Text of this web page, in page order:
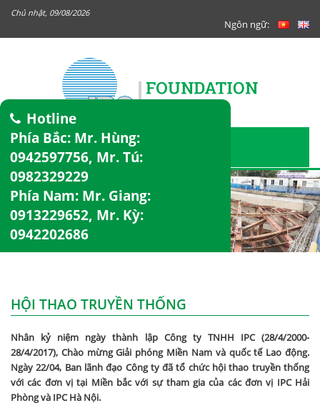
Chủ nhật, 09/08/2026
Ngôn ngữ:
Hotline
Phía Bắc: Mr. Hùng:
0942597756, Mr. Tú:
0982329229
Phía Nam: Mr. Giang:
0913229652, Mr. Kỳ:
0942202686
HỘI THAO TRUYỀN THỐNG
Nhân kỷ niệm ngày thành lập Công ty TNHH IPC (28/4/2000-
28/4/2017), Chào mừng Giải phóng Miền Nam và quốc tế Lao động.
Ngày 22/04, Ban lãnh đạo Công ty đã tổ chức hội thao truyền thống
với các đơn vị tại Miền bắc với sự tham gia của các đơn vị IPC Hải
Phòng và IPC Hà Nội.